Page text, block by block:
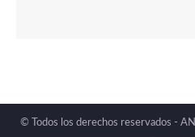
© Todos los derechos reservados -